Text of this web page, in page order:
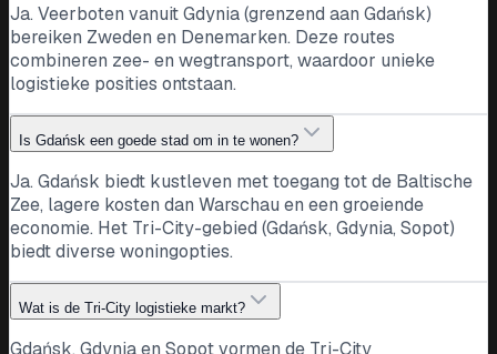
Ja. Veerboten vanuit Gdynia (grenzend aan Gdańsk)
bereiken Zweden en Denemarken. Deze routes
combineren zee- en wegtransport, waardoor unieke
logistieke posities ontstaan.
Is Gdańsk een goede stad om in te wonen?
Ja. Gdańsk biedt kustleven met toegang tot de Baltische
Zee, lagere kosten dan Warschau en een groeiende
economie. Het Tri-City-gebied (Gdańsk, Gdynia, Sopot)
biedt diverse woningopties.
Wat is de Tri-City logistieke markt?
Gdańsk, Gdynia en Sopot vormen de Tri-City